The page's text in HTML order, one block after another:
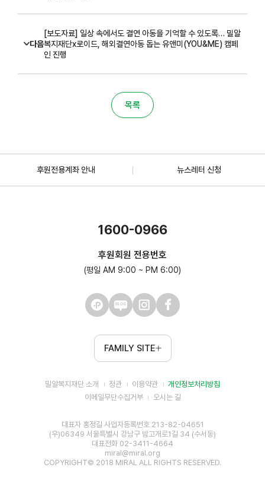
다음
[보도자료] 일상 속에서도 결연 아동을 기억할 수 있도록… 밀알
복지재단x로이드, 해외결연아동 돕는 유앤미(YOU&ME) 캠페
인 진행
목록
후원전용계좌 안내 뉴스레터 신청
1600-0966
후원회원 전용번호
(평일 AM 9:00 ~ PM 6:00)
FAMILY SITE
밀알복지재단 소개 정관 이용약관
개인정보처리방침
이메일무단수집거부
오시는 길
대표자 홍정길 사업자등록번호 213-82-04651
(우)06349 서울특별시 강남구 밤고개로1길 34 (수서동)
대표전화 02-3411-4664
miral@miral.org
COPYRIGHT© 2018 MIRAL ALL RIGHTS RESERVED.